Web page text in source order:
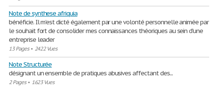
Note de synthese afriquia
bénéficie. Il m’est dicté également par une volonté personnelle animée par
le souhait fort de consolider mes connaissances théoriques au sein d’une
entreprise leader
13 Pages• 2422 Vues
Note Structurée
désignant un ensemble de pratiques abusives affectant des...
2 Pages• 1623 Vues